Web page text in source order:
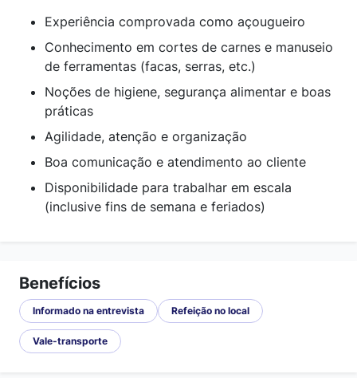
Experiência comprovada como açougueiro
Conhecimento em cortes de carnes e manuseio
de ferramentas (facas, serras, etc.)
Noções de higiene, segurança alimentar e boas
práticas
Agilidade, atenção e organização
Boa comunicação e atendimento ao cliente
Disponibilidade para trabalhar em escala
(inclusive fins de semana e feriados)
Benefícios
Informado na entrevista Refeição no local
Vale-transporte